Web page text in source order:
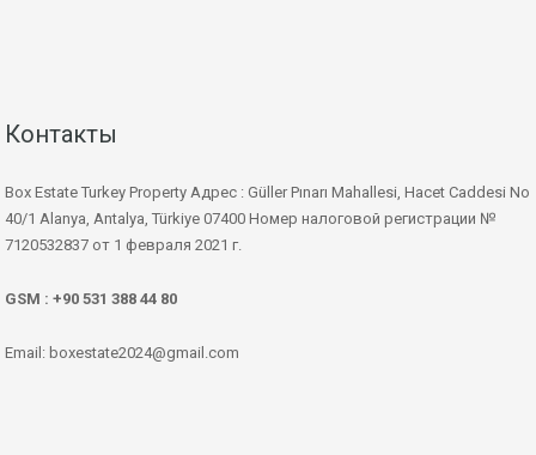
Контакты
Box Estate Turkey Property Адрес : Güller Pınarı Mahallesi, Hacet Caddesi No
40/1 Alanya, Antalya, Türkiye 07400 Номер налоговой регистрации №
7120532837 от 1 февраля 2021 г.
GSM : +90 531 388 44 80
Email: boxestate2024@gmail.com